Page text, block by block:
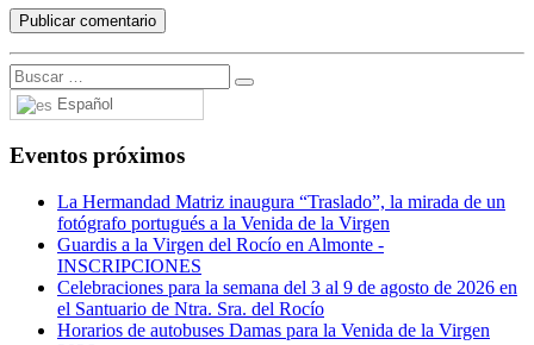
Español
Eventos próximos
La Hermandad Matriz inaugura “Traslado”, la mirada de un
fotógrafo portugués a la Venida de la Virgen
Guardis a la Virgen del Rocío en Almonte -
INSCRIPCIONES
Celebraciones para la semana del 3 al 9 de agosto de 2026 en
el Santuario de Ntra. Sra. del Rocío
Horarios de autobuses Damas para la Venida de la Virgen